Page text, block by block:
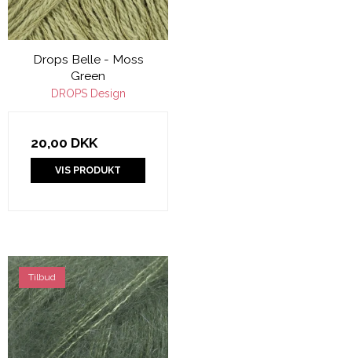
Drops Belle - Moss
Green
DROPS Design
20,00 DKK
VIS PRODUKT
Tilbud